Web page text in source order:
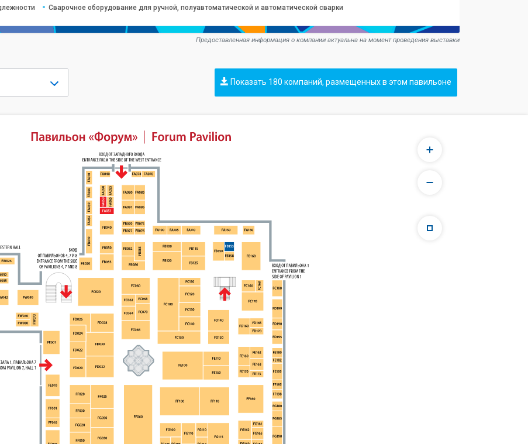
Сварочное оборудование для ручной, полуавтоматической и автоматической сварки
Предоставленная информация о компании актуальна на момент проведения выставки
Показать 180 компаний, размещенных в этом павильоне